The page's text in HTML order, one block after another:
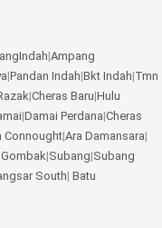
|Ampang
|Pandan Indah|Bkt Indah|Tmn
|Cheras Baru|Hulu
|Damai Perdana|Cheras
Connought|Ara Damansara|
Gombak|Subang|Subang
South| Batu